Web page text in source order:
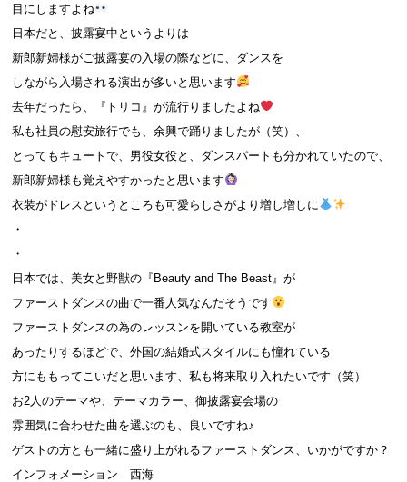
目にしますよね
日本だと、披露宴中というよりは
新郎新婦様がご披露宴の入場の際などに、ダンスを
しながら入場される演出が多いと思います
去年だったら、『トリコ』が流行りましたよね
私も社員の慰安旅行でも、余興で踊りましたが（笑）、
とってもキュートで、男役女役と、ダンスパートも分かれていたので、
新郎新婦様も覚えやすかったと思います
衣装がドレスというところも可愛らしさがより増し増しに
・
・
日本では、美女と野獣の『Beauty and The Beast』が
ファーストダンスの曲で一番人気なんだそうです
ファーストダンスの為のレッスンを開いている教室が
あったりするほどで、外国の結婚式スタイルにも憧れている
方にももってこいだと思います、私も将来取り入れたいです（笑）
お2人のテーマや、テーマカラー、御披露宴会場の
雰囲気に合わせた曲を選ぶのも、良いですね♪
ゲストの方とも一緒に盛り上がれるファーストダンス、いかがですか？
インフォメーション 西海